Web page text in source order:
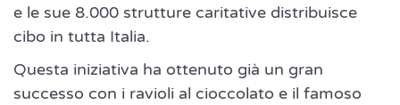
e le sue 8.000 strutture caritative distribuisce
cibo in tutta Italia.
Questa iniziativa ha ottenuto già un gran
successo con i ravioli al cioccolato e il famoso